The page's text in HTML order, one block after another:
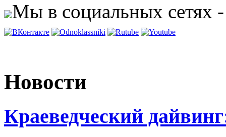
Мы в социальных сетях
Новости
Краеведческий